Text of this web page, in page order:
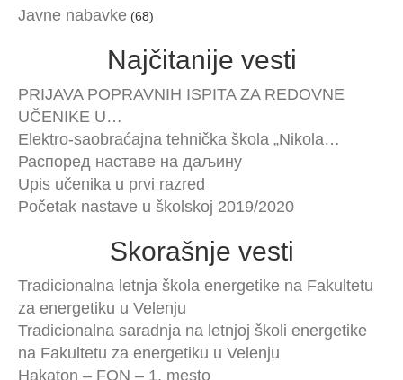
Javne nabavke (68)
Najčitanije vesti
PRIJAVA POPRAVNIH ISPITA ZA REDOVNE
UČENIKE U…
Elektro-saobraćajna tehnička škola „Nikola…
Распоред наставе на даљину
Upis učenika u prvi razred
Početak nastave u školskoj 2019/2020
Skorašnje vesti
Tradicionalna letnja škola energetike na Fakultetu
za energetiku u Velenju
Tradicionalna saradnja na letnjoj školi energetike
na Fakultetu za energetiku u Velenju
Hakaton – FON – 1. mesto